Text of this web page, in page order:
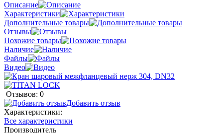
Описание
Характеристики
Дополнительные товары
Отзывы
Похожие товары
Наличие
Файлы
Видео
Отзывов: 0
Добавить отзыв
Характеристики:
Все характеристики
Производитель